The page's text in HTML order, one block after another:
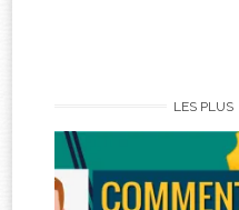
LES PLUS